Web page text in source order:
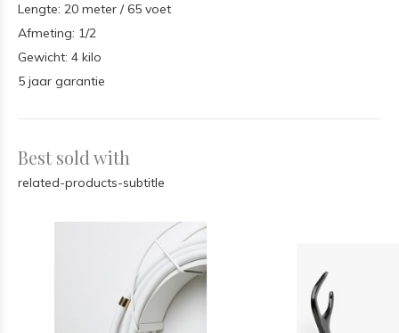
Lengte: 20 meter / 65 voet
Afmeting: 1/2
Gewicht: 4 kilo
5 jaar garantie
Best sold with
related-products-subtitle